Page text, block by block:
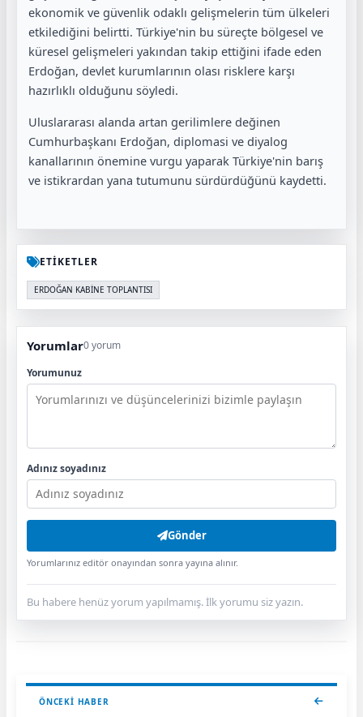
ekonomik ve güvenlik odaklı gelişmelerin tüm ülkeleri
etkilediğini belirtti. Türkiye'nin bu süreçte bölgesel ve
küresel gelişmeleri yakından takip ettiğini ifade eden
Erdoğan, devlet kurumlarının olası risklere karşı
hazırlıklı olduğunu söyledi.
Uluslararası alanda artan gerilimlere değinen
Cumhurbaşkanı Erdoğan, diplomasi ve diyalog
kanallarının önemine vurgu yaparak Türkiye'nin barış
ve istikrardan yana tutumunu sürdürdüğünü kaydetti.
ETİKETLER
ERDOĞAN KABİNE TOPLANTISI
Yorumlar0 yorum
Yorumunuz
Adınız soyadınız
Gönder
Yorumlarınız editör onayından sonra yayına alınır.
Bu habere henüz yorum yapılmamış. İlk yorumu siz yazın.
ÖNCEKI HABER